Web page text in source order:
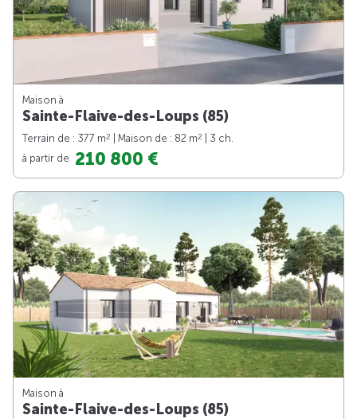
Maison à
Sainte-Flaive-des-Loups (85)
Terrain de : 377 m2 | Maison de : 82 m2
| 3 ch.
à partir de 210 800 €
Maison à
Sainte-Flaive-des-Loups (85)